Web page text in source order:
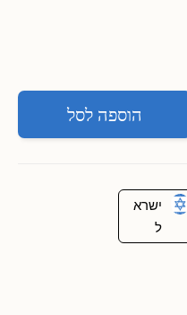
הוספה לסל
ישרא
ל